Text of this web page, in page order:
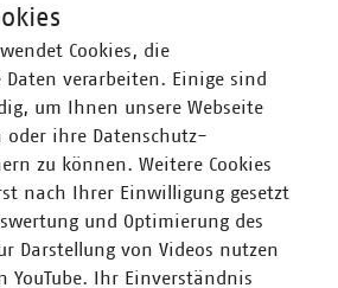
erst für 2026
Cookies, die
Daten verarbeiten. Einige sind
um Ihnen unsere Webseite
ihre Datenschutz-
zu können. Weitere Cookies
nach Ihrer Einwilligung gesetzt
und Optimierung des
Darstellung von Videos nutzen
YouTube. Ihr Einverständnis